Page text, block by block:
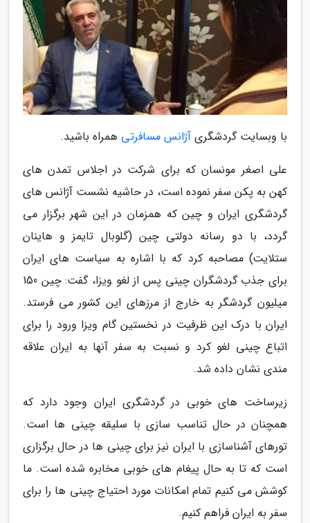
با وبسایت گردشگری آژانس مسافرتی همراه باشید.
علی اصغر مونسان که برای شرکت در اجلاس تمدن های
کهن به پکن سفر نموده است، در حاشیه نشست آژانس های
گردشگری ایران و چین که همزمان در این شهر برگزار می
گردد، با دو رسانه دولتی چین (گلوبال تایمز و هاینان
ستلایت) مصاحبه کرد که با اشاره به سیاست های ایران
برای جذب گردشگران چینی پس از لغو ویزا، گفت: چین 150
میلیون گردشگر به خارج از مرزهای این کشور می فرستد.
ایران با درک این ظرفیت در نخستین گام ویزا ورود را برای
اتباع چینی لغو کرد و نسبت به سفر آنها به ایران علاقه
مندی نشان داده شد.
زیرساخت های خوبی در گردشگری ایران وجود دارد که
همچنان در حال تناسب سازی با سلیقه چینی ها است.
تورهای آشناسازی با ایران نیز برای چینی ها در حال برگزاری
است که تا به حال پیغام های خوبی مخابره شده است. ما
کوشش می کنیم تمام امکانات مورد احتیاج چینی ها را برای
سفر به ایران فراهم کنیم.